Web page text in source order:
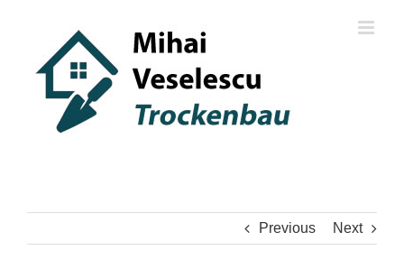
Previous Next